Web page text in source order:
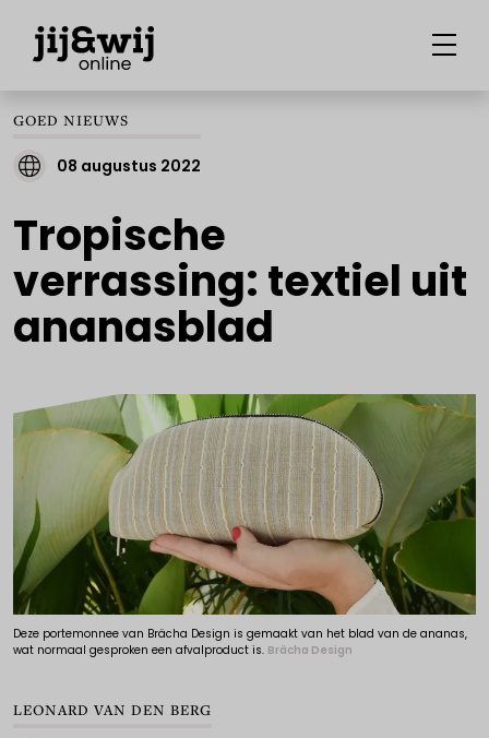
GOED NIEUWS
08 augustus 2022
Tropische
verrassing: textiel uit
ananasblad
Deze portemonnee van Brächa Design is gemaakt van het blad van de ananas,
wat normaal gesproken een afvalproduct is. Brächa Design
LEONARD VAN DEN BERG